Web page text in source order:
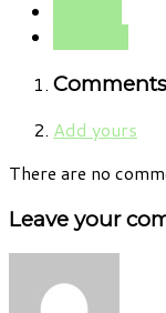
Add yours
There are no
Leave your